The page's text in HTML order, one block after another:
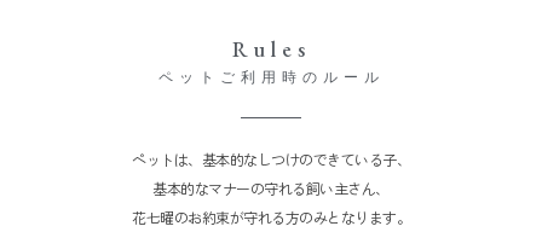
Rules
ペットご利用時のルール
ペットは、基本的なしつけのできている子、
基本的なマナーの守れる飼い主さん、
花七曜のお約束が守れる方のみとなります。